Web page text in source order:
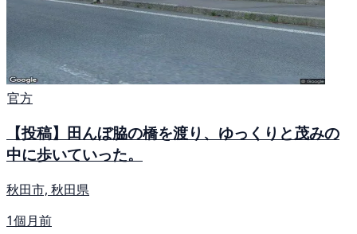
官方
【投稿】田んぼ脇の橋を渡り、ゆっくりと茂みの
中に歩いていった。
秋田市, 秋田県
1個月前